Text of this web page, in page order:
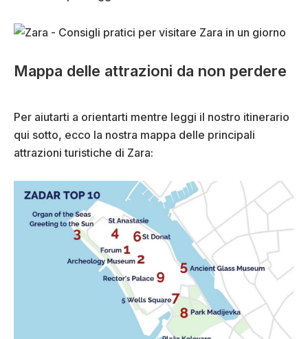
Mappa delle attrazioni da non perdere
Per aiutarti a orientarti mentre leggi il nostro itinerario
qui sotto, ecco la nostra mappa delle principali
attrazioni turistiche di Zara: